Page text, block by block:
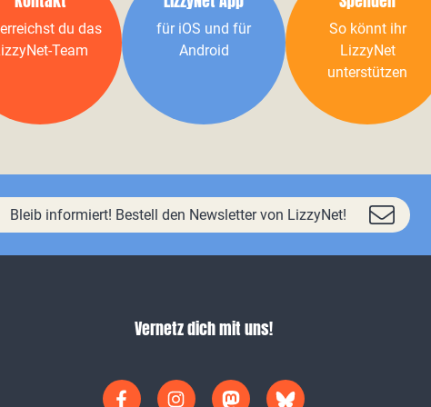
du das
Team
für iOS und für
Android
So könnt ihr
LizzyNet
unterstützen
Bleib informiert! Bestell den Newsletter von LizzyNet!
Vernetz dich mit uns!